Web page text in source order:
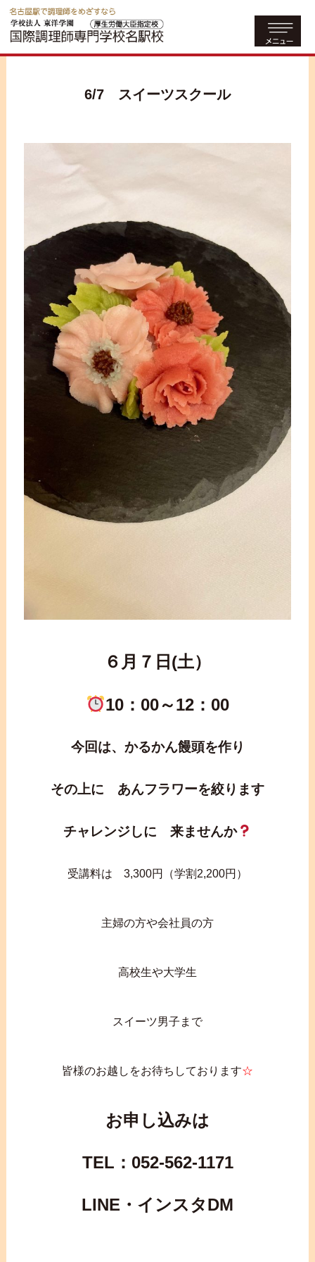
6/7 スイーツスクール
６月７日(土）
10：00～12：00
今回は、かるかん饅頭を作り
その上に あんフラワーを絞ります
チャレンジしに 来ませんか
受講料は 3,300円（学割2,200円）
主婦の方や会社員の方
高校生や大学生
スイーツ男子まで
皆様のお越しをお待ちしております☆
お申し込みは
TEL：052-562-1171
LINE・インスタDM